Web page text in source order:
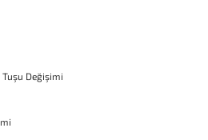
Değişimi